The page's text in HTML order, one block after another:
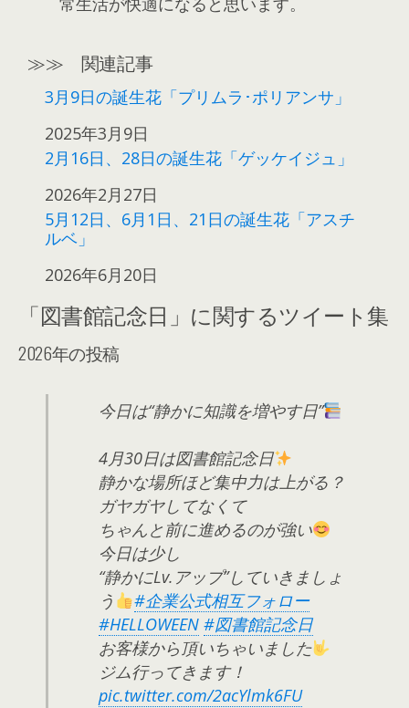
≫≫ 関連記事
3月9日の誕生花「プリムラ･ポリアンサ」
日付
2025年3月9日
2月16日、28日の誕生花「ゲッケイジュ」
日付
2026年2月27日
5月12日、6月1日、21日の誕生花「アスチ
ルベ」
日付
2026年6月20日
「図書館記念日」に関するツイート集
2026年の投稿
今日は“静かに知識を増やす日”
4月30日は図書館記念日
静かな場所ほど集中力は上がる？
ガヤガヤしてなくて
ちゃんと前に進めるのが強い
今日は少し
“静かにLv.アップ”していきましょ
う
#企業公式相互フォロー
#HELLOWEEN #図書館記念日
お客様から頂いちゃいました
ジム行ってきます！
pic.twitter.com/2acYlmk6FU